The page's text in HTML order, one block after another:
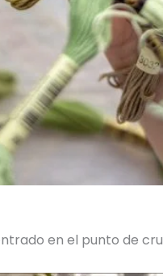
en el punto de